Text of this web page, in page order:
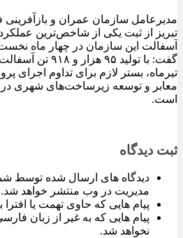
مدیرعامل سازمان عمران و
تبریز از ثبت یکی از شاخص‌ترین
گفت: با تولید ۹۵
تیرماه، بستر لازم برای تداوم اجرای
معابر و توسعه زیرساخت‌های شهری
است.
ثبت دیدگاه
دیدگاه های ارسال شده توسط
مدیریت در وب منتشر خواهد شد.
پیام هایی که حاوی تهمت یا
پیام هایی که به غیر از زبان
نخواهد شد.